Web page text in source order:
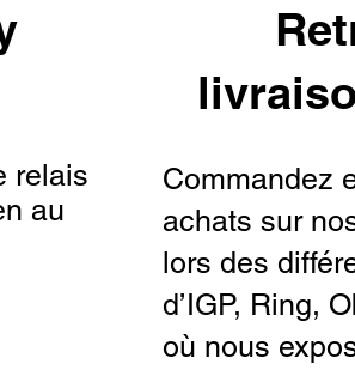
relais
au
Commandez
achats sur
lors des
d’IGP, Ring,
où nous